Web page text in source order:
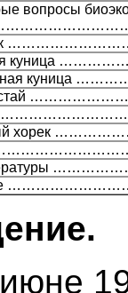
вопросы
куница
хорек